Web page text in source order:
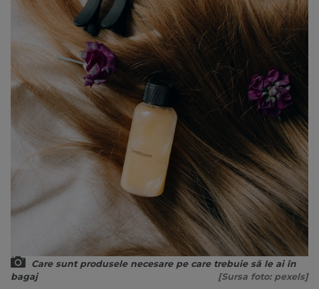
Care sunt produsele necesare pe care trebuie să le ai în
bagaj
[Sursa foto: pexels]